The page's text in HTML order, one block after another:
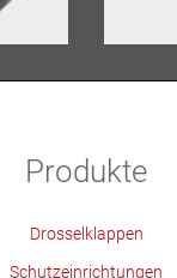
Produkte
Drosselklappen
Schutzeinrichtungen